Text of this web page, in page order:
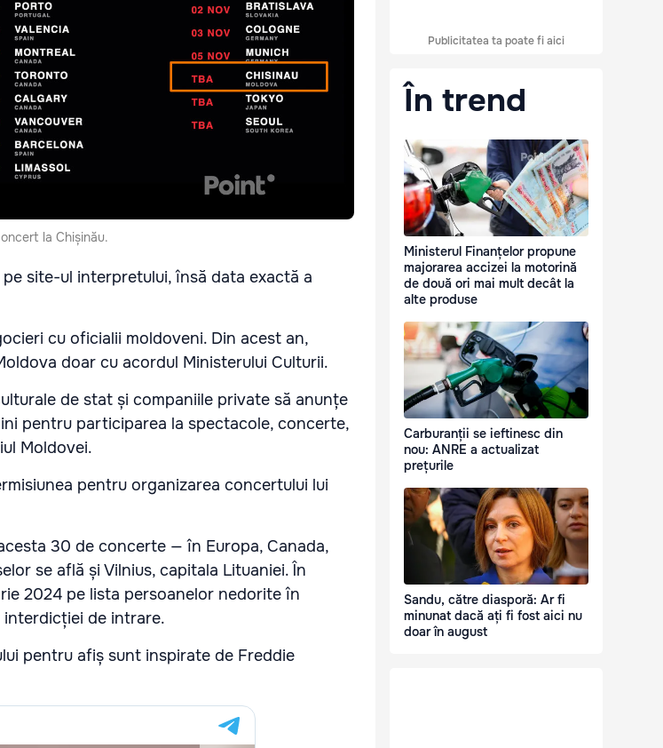
la Chișinău.
site-ul interpretului, însă data exactă a
cu oficialii moldoveni. Din acest an,
doar cu acordul Ministerului Culturii.
de stat și companiile private să anunțe
pentru participarea la spectacole, concerte,
Moldovei.
pentru organizarea concertului lui
30 de concerte — în Europa, Canada,
se află și Vilnius, capitala Lituaniei. În
2024 pe lista persoanelor nedorite în
de intrare.
pentru afiș sunt inspirate de Freddie
Publicitatea ta poate fi aici
În trend
Ministerul Finanțelor propune
majorarea accizei la motorină
de două ori mai mult decât la
alte produse
Carburanții se ieftinesc din
nou: ANRE a actualizat
prețurile
Sandu, către diasporă: Ar fi
minunat dacă ați fi fost aici nu
doar în august